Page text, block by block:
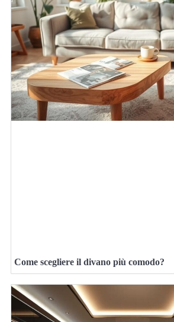
Come scegliere il divano più comodo?